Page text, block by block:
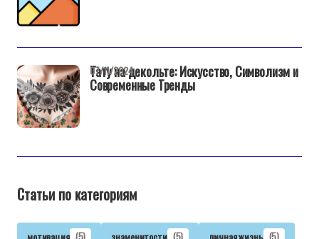
Тату на декольте: Искусство, Символизм и
Современные Тренды
07/11/2024
Статьи по категориям
(5) (5) (5)